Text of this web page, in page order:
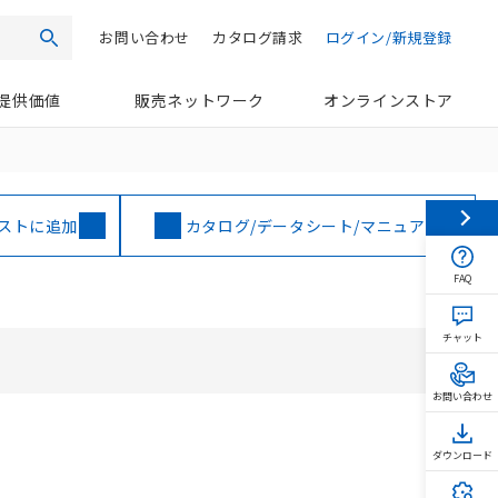
検索 ログイン/新規登録
カタログ請求
お問い合わせ
供価値 販売ネットワーク オンラインストア
トに追加 カタログ/データシート/マニュアル
FAQ
チャット
お問い合わせ
ダウンロード